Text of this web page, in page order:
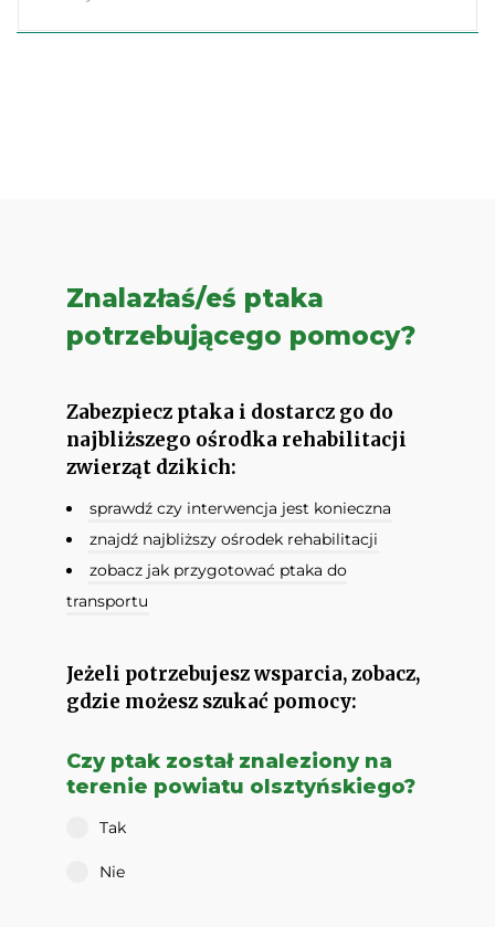
Znalazłaś/eś ptaka
potrzebującego pomocy?
Zabezpiecz ptaka i dostarcz go do
najbliższego ośrodka rehabilitacji
zwierząt dzikich:
sprawdź czy interwencja jest konieczna
znajdź najbliższy ośrodek rehabilitacji
zobacz jak przygotować ptaka do
transportu
Jeżeli potrzebujesz wsparcia, zobacz,
gdzie możesz szukać pomocy:
Czy ptak został znaleziony na
terenie powiatu olsztyńskiego?
Tak
Nie